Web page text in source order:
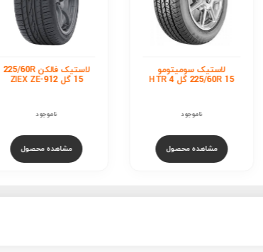
لاستیک فالکن 225/60R
15 گل ZIEX ZE-912
ناموجود
مشاهده محصول
لاستیک رودستون
225/60R 15 گل CP641
ناموجود
مشاهده محصول